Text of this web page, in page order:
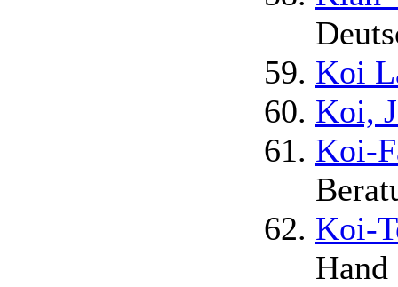
Koi
Koi,
Koi-
Koi-
Hand